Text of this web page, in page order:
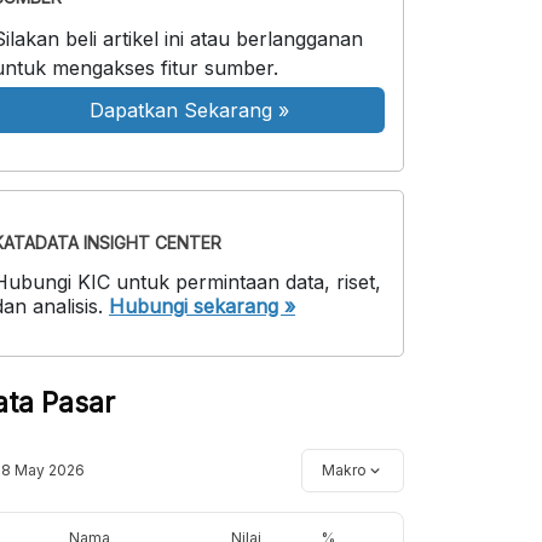
beli artikel ini atau berlangganan
mengakses fitur sumber.
Dapatkan Sekarang »
INSIGHT CENTER
KIC untuk permintaan data, riset,
analisis. Hubungi sekarang »
Pasar
May 2026 Makro
Nama Nilai %